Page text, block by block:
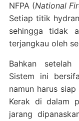
NFPA (National
Setiap titik
sehingga tidak
terjangkau oleh
Bahkan
Sistem ini
namun harus
Kerak di dalam
jarang